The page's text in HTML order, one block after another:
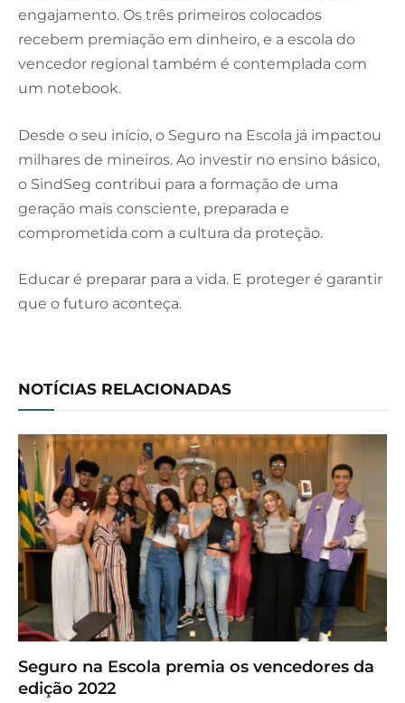
engajamento. Os três primeiros colocados
recebem premiação em dinheiro, e a escola do
vencedor regional também é contemplada com
um notebook.
Desde o seu início, o Seguro na Escola já impactou
milhares de mineiros. Ao investir no ensino básico,
o SindSeg contribui para a formação de uma
geração mais consciente, preparada e
comprometida com a cultura da proteção.
Educar é preparar para a vida. E proteger é garantir
que o futuro aconteça.
NOTÍCIAS RELACIONADAS
Seguro na Escola premia os vencedores da
edição 2022